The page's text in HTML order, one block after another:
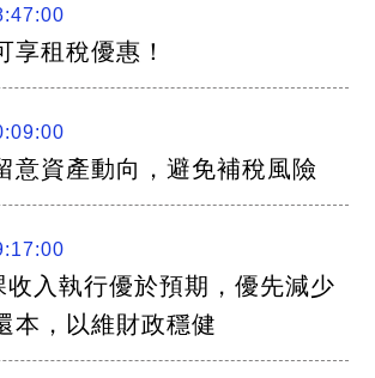
享租稅優惠！
意資產動向，避免補稅風險
收入執行優於預期，優先減少
本，以維財政穩健